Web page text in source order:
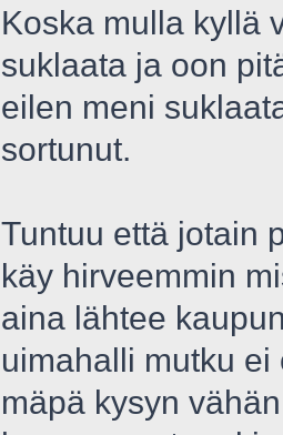
Koska mulla kyllä
suklaata ja oon
eilen meni
sortunut.
Tuntuu että jotain
käy hirveemmin
aina lähtee
uimahalli mutku
mäpä kysyn